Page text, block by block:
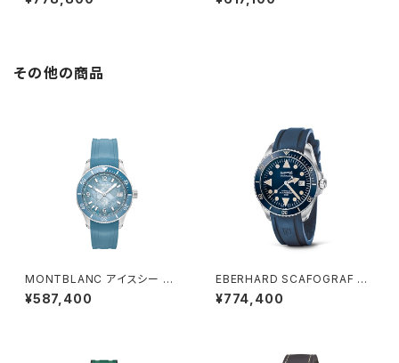
シジェン
シジェン
その他の商品
MONTBLANC アイスシー オ
ートマティック デイト ゼロ オキ
シジェン
¥587,400
EBERHARD SCAFOGRAF 30
0 MCMLIX
¥774,400